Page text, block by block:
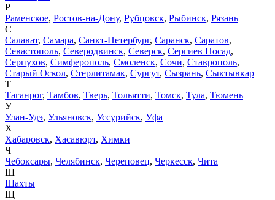
Р
Раменское, Ростов-на-Дону, Рубцовск, Рыбинск, Рязань
С
Салават, Самара, Санкт-Петербург, Саранск, Саратов,
Севастополь, Северодвинск, Северск, Сергиев Посад,
Серпухов, Симферополь, Смоленск, Сочи, Ставрополь,
Старый Оскол, Стерлитамак, Сургут, Сызрань, Сыктывкар
Т
Таганрог, Тамбов, Тверь, Тольятти, Томск, Тула, Тюмень
У
Улан-Удэ, Ульяновск, Уссурийск, Уфа
Х
Хабаровск, Хасавюрт, Химки
Ч
Чебоксары, Челябинск, Череповец, Черкесск, Чита
Ш
Шахты
Щ